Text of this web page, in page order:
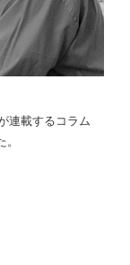
連載するコラム